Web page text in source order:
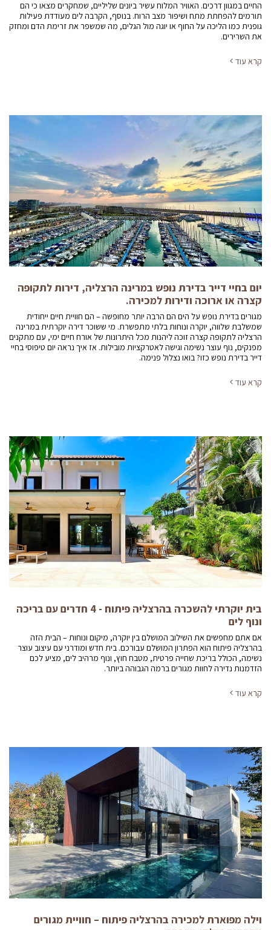
החיים במגוון דרכים. האוויר המלוח עשיר ביונים שליליים, שמחקרים מצאו כי הם
תורמים להפחתת מתח ושיפור מצב הרוח. בנוסף, הקרבה לים מעודדת פעילות
גופנית כמו הליכה על החוף או יוגה מול הגלים, מה שמשפר את זרימת הדם ומחזק
את השרירים.
קרא עוד
יום בחיי דייר בדירת נופש במרינה הרצליה, דירות לתקופה
קצרה או ארוכה ודירות למכירה.
מגורים בדירת נופש על הים הם הרבה יותר מחופשה – הם חוויית חיים ייחודית
שמשלבת שלווה, יוקרה ונוחות בלתי מתפשרת. מי ששוכר דירה יוקרתית במרינה
הרצליה לתקופה קצרה זוכה ליהנות מכל היתרונות של אורח חיים ימי, עם מתקנים
מפנקים, נוף עוצר נשימה וגישה לאטרקציות מובילות. אז איך נראה יום טיפוסי בחיי
דייר בדירת נופש כזו? בואו נצלול פנימה.
קרא עוד
בית יוקרתי להשכרה בהרצליה פיתוח - 4 חדרים עם בריכה
ונוף לים
אם אתם מחפשים את השילוב המושלם בין יוקרה, מיקום ונוחות – הבית הזה
בהרצליה פיתוח הוא הפתרון המושלם עבורכם. בית חדש ומודרני עם עיצוב עוצר
נשימה, הכולל בריכת שחייה פרטית, מטבח חוץ, ונוף מרהיב לים, מציע לכם
הזדמנות נדירה לחוות מגורים ברמה הגבוהה ביותר.
קרא עוד
וילה מפוארת למכירה בהרצליה פיתוח – חוויית מגורים